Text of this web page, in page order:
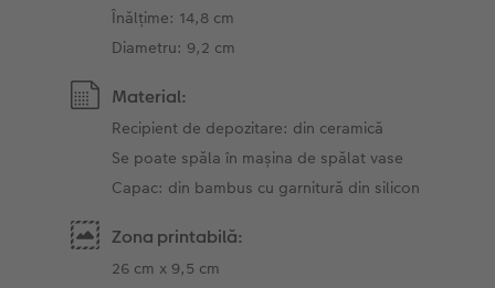
Înălțime: 14,8 cm
Diametru: 9,2 cm
Material:
Recipient de depozitare: din ceramică
Se poate spăla în mașina de spălat vase
Capac: din bambus cu garnitură din silicon
Zona printabilă:
26 cm x 9,5 cm